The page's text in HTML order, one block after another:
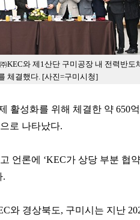
KEC와 제1산단 구미공장 내 전력반도
체결했다. [사진=구미시청]
활성화를 위해 체결한 약 650
로 나타났다.
언론에 ‘KEC가 상당 부분 협
.
와 경상북도, 구미시는 지난